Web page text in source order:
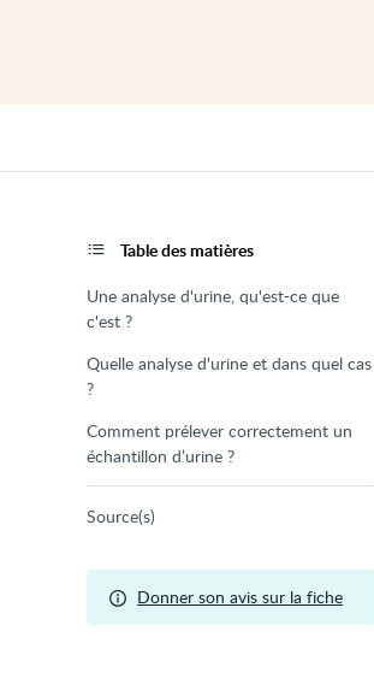
Table des matières
Une analyse d'urine, qu'est-ce que
c'est ?
Quelle analyse d'urine et dans quel cas
?
Comment prélever correctement un
échantillon d’urine ?
Source(s)
Donner son avis sur la fiche